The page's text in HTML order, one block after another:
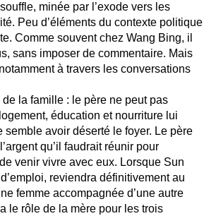
minée par l’exode vers les
Peu d’éléments du contexte politique
Comme souvent chez Wang Bing, il
sans imposer de commentaire. Mais
à travers les conversations
la famille : le père ne peut pas
éducation et nourriture lui
semble avoir déserté le foyer. Le père
qu’il faudrait réunir pour
venir vivre avec eux. Lorsque Sun
reviendra définitivement au
femme accompagnée d’une autre
le rôle de la mère pour les trois